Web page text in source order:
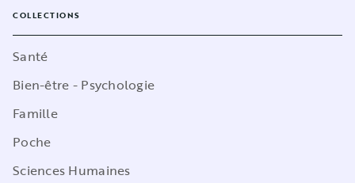
COLLECTIONS
Santé
Bien-être - Psychologie
Famille
Poche
Sciences Humaines